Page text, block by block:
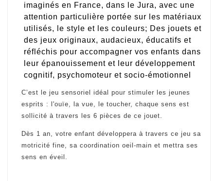
imaginés en France, dans le Jura, avec une
attention particulière portée sur les matériaux
utilisés, le style et les couleurs; Des jouets et
des jeux originaux, audacieux, éducatifs et
réfléchis pour accompagner vos enfants dans
leur épanouissement et leur développement
cognitif, psychomoteur et socio-émotionnel
C’est le jeu sensoriel idéal pour stimuler les jeunes
esprits : l'ouïe, la vue, le toucher, chaque sens est
sollicité à travers les 6 pièces de ce jouet.
Dès 1 an, votre enfant développera à travers ce jeu sa
motricité fine, sa coordination oeil-main et mettra ses
sens en éveil.